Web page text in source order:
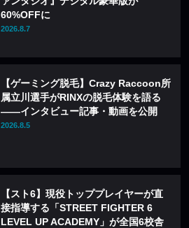
60%OFFに
2026.8.7
【ゲーミング脱毛】Crazy Raccoon所
属立川選手がRINXの脱毛体験を語る
——インタビュー記事・動画を公開
2026.8.5
【スト6】現役トッププレイヤーが直
接指導する「STREET FIGHTER 6
LEVEL UP ACADEMY」が全国6校舎